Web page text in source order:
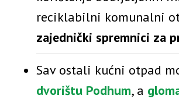
reciklabilni komunalni
zajednički spremnici za
Sav ostali kućni otpad
dvorištu Podhum, a